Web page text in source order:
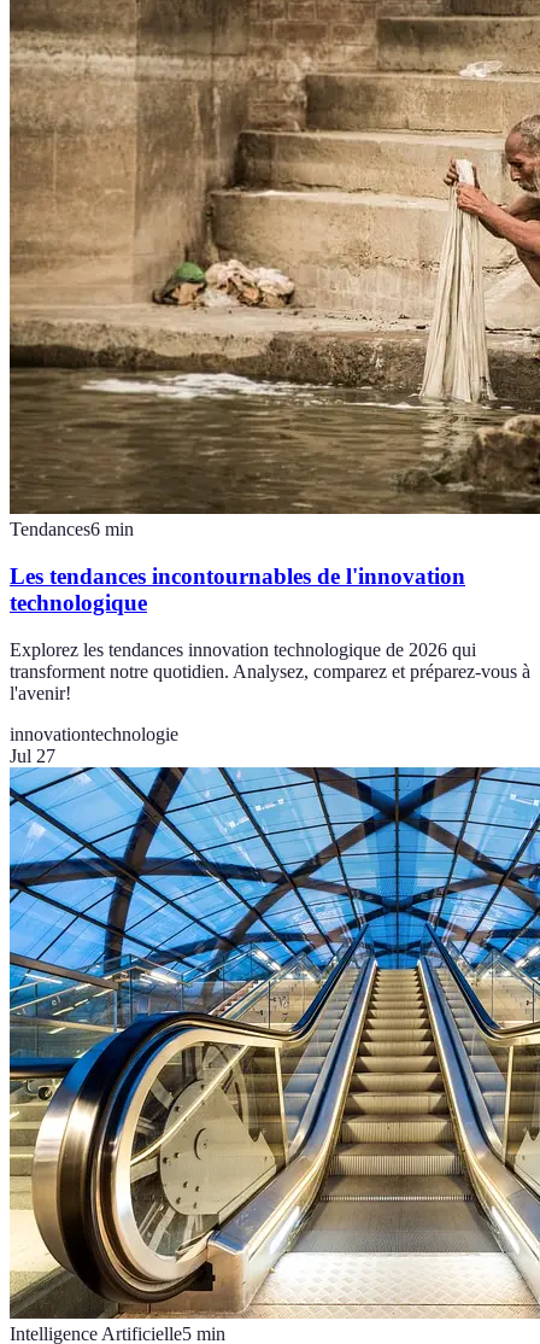
Tendances6 min
Les tendances incontournables de l'innovation
technologique
Explorez les tendances innovation technologique de 2026 qui
transforment notre quotidien. Analysez, comparez et préparez-vous à
l'avenir!
innovationtechnologie
Jul 27
Intelligence Artificielle5 min